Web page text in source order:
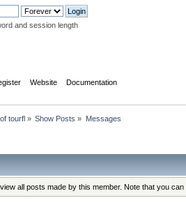
and session length
Website Documentation
tourfl » Show Posts » Messages
all posts made by this member. Note that you